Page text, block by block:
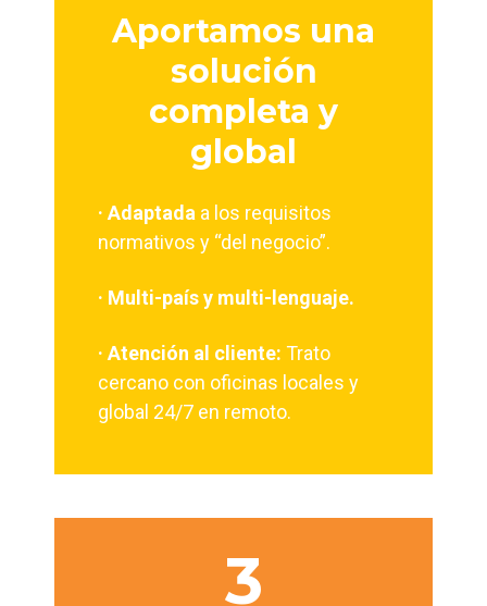
Aportamos una
solución
completa y
global
· Adaptada a los requisitos
normativos y “del negocio”.
· Multi-país y multi-lenguaje.
· Atención al cliente: Trato
cercano con oficinas locales y
global 24/7 en remoto.
3